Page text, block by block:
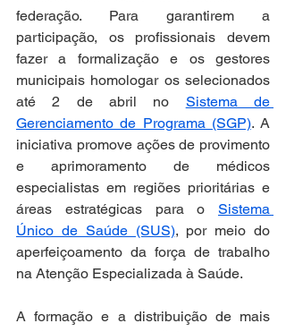
federação. Para garantirem a
participação, os profissionais devem
fazer a formalização e os gestores
municipais homologar os selecionados
até 2 de abril no Sistema de
Gerenciamento de Programa (SGP). A
iniciativa promove ações de provimento
e aprimoramento de médicos
especialistas em regiões prioritárias e
áreas estratégicas para o Sistema
Único de Saúde (SUS), por meio do
aperfeiçoamento da força de trabalho
na Atenção Especializada à Saúde.
A formação e a distribuição de mais